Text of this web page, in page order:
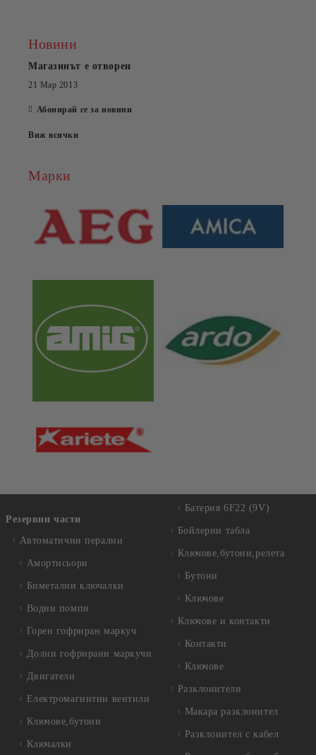
Новини
Магазинът е отворен
21 Мар 2013
Абонирай се за новини
Виж всички
Марки
Резервни части
Автоматични перални
Амортисьори
Биметални ключалки
Водни помпи
Горен гофриран маркуч
Долни гофрирани маркучи
Двигатели
Електромагнитни вентили
Ключове,бутони
Ключалки
Батерия 6F22 (9V)
Бойлерни табла
Ключове,бутони,релета
Бутони
Ключове
Ключове и контакти
Контакти
Ключове
Разклонители
Макара разклонител
Разклонител с кабел